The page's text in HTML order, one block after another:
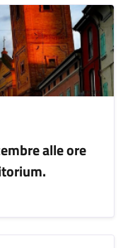
alle ore